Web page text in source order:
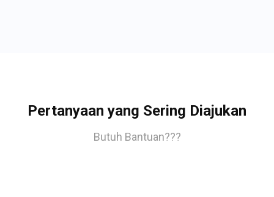
Pertanyaan yang Sering Diajukan
Butuh Bantuan???